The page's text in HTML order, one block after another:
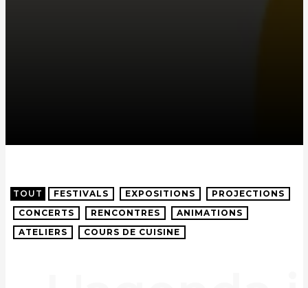
TOUT FESTIVALS EXPOSITIONS
PROJECTIONS
CONCERTS
RENCONTRES
ANIMATIONS
ATELIERS
COURS DE CUISINE